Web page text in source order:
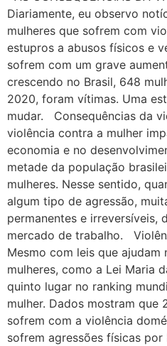
Diariamente, eu observo
mulheres que sofrem com
estupros a abusos físicos e
sofrem com um grave
crescendo no Brasil, 648
2020, foram vítimas. Uma
mudar. Consequências da
violência contra a mulher
economia e no
metade da população
mulheres. Nesse sentido,
algum tipo de agressão,
permanentes e irreversíveis,
mercado de trabalho.
Mesmo com leis que
mulheres, como a Lei Maria
quinto lugar no ranking
mulher. Dados mostram que
sofrem com a violência
sofrem agressões físicas por